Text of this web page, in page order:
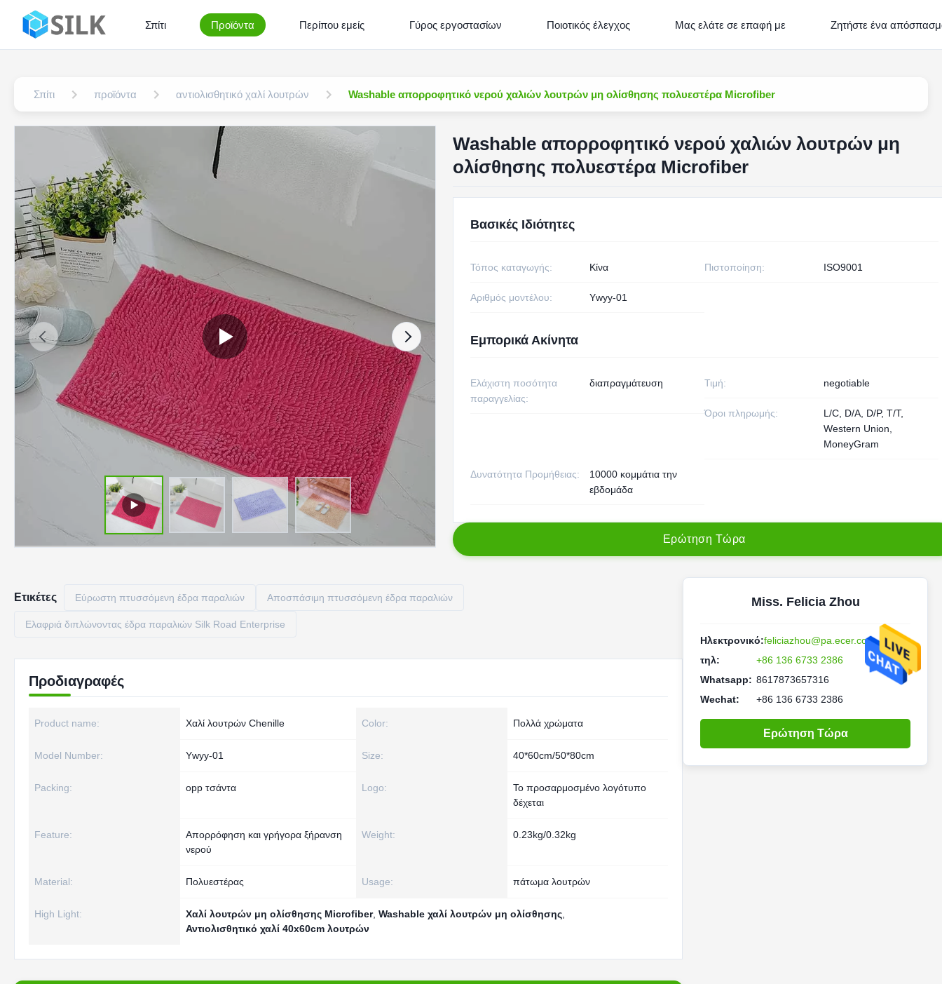
Σπίτι Προϊόντα Περίπου εμείς Γύρος εργοστασίων Ποιοτικός έλεγχος Μας ελάτε σε επαφή με Ζητήστε ένα
Σπίτι προϊόντα αντιολισθητικό χαλί λουτρών Washable απορροφητικό νερού χαλιών λουτρών μη ολίσθησης πολυεστέρα Microfiber
Washable απορροφητικό νερού χαλιών λουτρών μη
ολίσθησης πολυεστέρα Microfiber
Βασικές Ιδιότητες
Τόπος καταγωγής: Κίνα Πιστοποίηση: ISO9001
Αριθμός μοντέλου: Ywyy-01
Εμπορικά Ακίνητα
Ελάχιστη ποσότητα
παραγγελίας:
διαπραγμάτευση Τιμή: negotiable
Όροι πληρωμής:
L/C, D/A, D/P, T/T,
Western Union,
MoneyGram
Δυνατότητα Προμήθειας:
10000 κομμάτια την
εβδομάδα
Ερώτηση Τώρα
Ετικέτες Εύρωστη πτυσσόμενη έδρα παραλιών Αποσπάσιμη πτυσσόμενη έδρα παραλιών
Ελαφριά διπλώνοντας έδρα παραλιών Silk Road Enterprise
Προδιαγραφές
Product name: Χαλί λουτρών Chenille Color: Πολλά χρώματα
Model Number: Ywyy-01 Size: 40*60cm/50*80cm
Packing: opp τσάντα Logo:
Το προσαρμοσμένο λογότυπο
δέχεται
Feature:
Απορρόφηση και γρήγορα ξήρανση
νερού
Weight: 0.23kg/0.32kg
Material: Πολυεστέρας Usage: πάτωμα λουτρών
High Light: Χαλί λουτρών μη ολίσθησης Microfiber, Washable χαλί λουτρών μη ολίσθησης
Αντιολισθητικό χαλί 40x60cm λουτρών
Miss. Felicia Zhou
Ηλεκτρονικό:feliciazhou@pa.ecer.com
τηλ:
+86 136 6733 2386
Whatsapp: 8617873657316
Wechat:
+86 136 6733 2386
Ερώτηση Τώρα